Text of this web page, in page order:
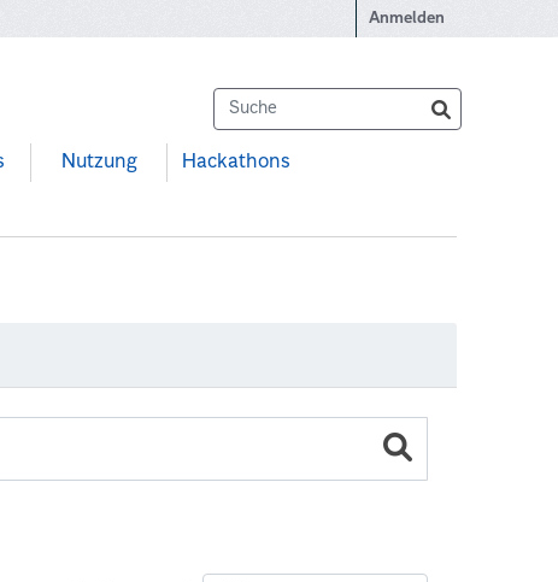
Anmelden
Nutzung Hackathons